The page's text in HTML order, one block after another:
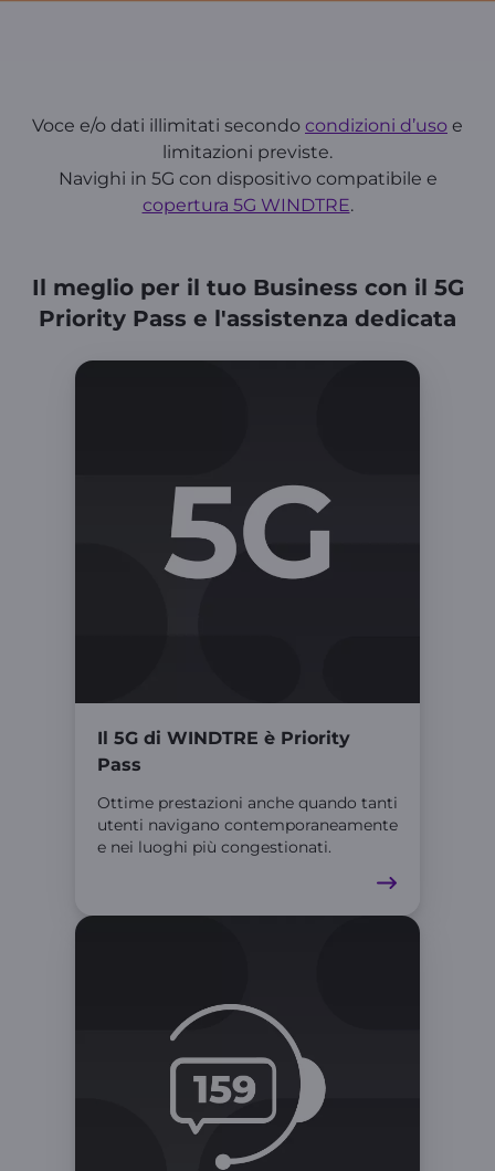
Voce e/o dati illimitati secondo condizioni d’uso e
limitazioni previste.
Navighi in 5G con dispositivo compatibile e
copertura 5G WINDTRE.
Il meglio per il tuo Business con il 5G
Priority Pass e l'assistenza dedicata
Il 5G di WINDTRE è Priority
Pass
Ottime prestazioni anche quando tanti
utenti navigano contemporaneamente
e nei luoghi più congestionati.